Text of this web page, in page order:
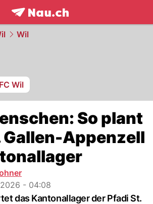
frontpage.NAU.ch
Wil
FC Wil
So plant
Gallen-Appenzell
- 04:08
das Kantonallager der Pfadi St.